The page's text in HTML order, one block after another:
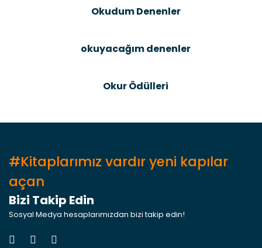
Okudum Denenler
okuyacağım denenler
Okur Ödülleri
#Kitaplarımız vardır yeni kapılar
açan
Bizi Takip Edin
Sosyal Medya hesaplarımızdan bizi takip edin!